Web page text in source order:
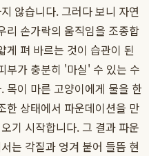
않습니다. 그러다 보니 자연
리 손가락의 움직임을 조종합
게 펴 바르는 것이 습관이 된
부가 충분히 '마실' 수 있는 수
목이 마른 고양이에게 물을 한
한 상태에서 파운데이션을 만
기 시작합니다. 그 결과 파운
는 각질과 엉겨 붙어 들뜸 현